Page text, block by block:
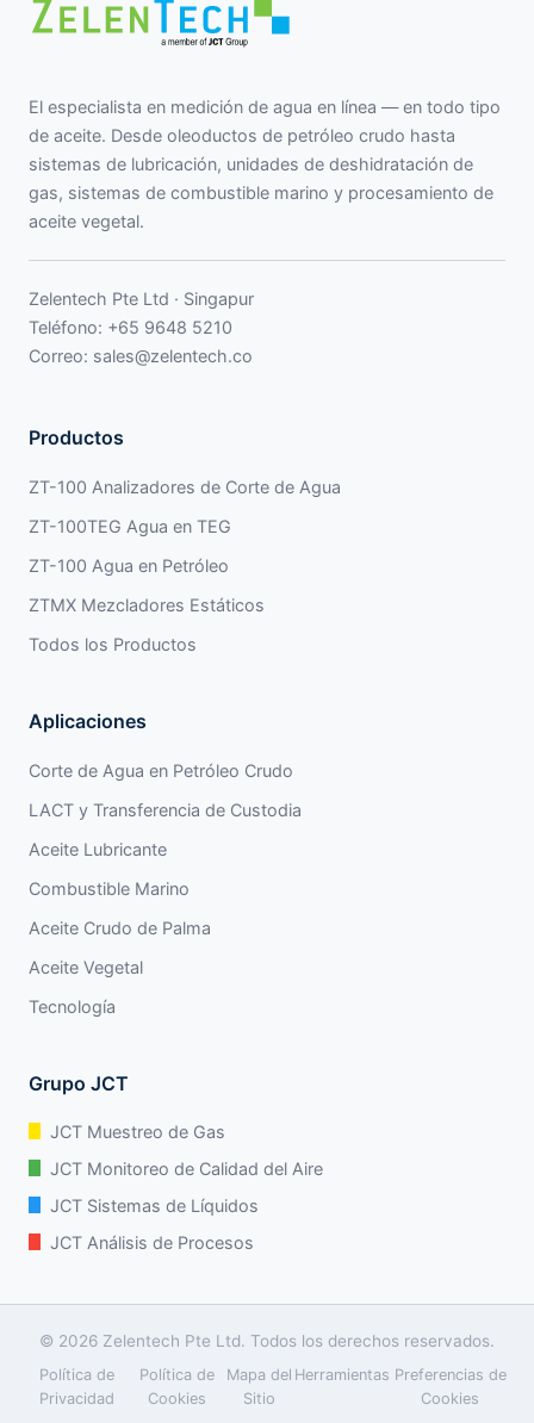
El especialista en medición de agua en línea — en todo tipo
de aceite. Desde oleoductos de petróleo crudo hasta
sistemas de lubricación, unidades de deshidratación de
gas, sistemas de combustible marino y procesamiento de
aceite vegetal.
Zelentech Pte Ltd · Singapur
Teléfono: +65 9648 5210
Correo: sales@zelentech.co
Productos
ZT-100 Analizadores de Corte de Agua
ZT-100TEG Agua en TEG
ZT-100 Agua en Petróleo
ZTMX Mezcladores Estáticos
Todos los Productos
Aplicaciones
Corte de Agua en Petróleo Crudo
LACT y Transferencia de Custodia
Aceite Lubricante
Combustible Marino
Aceite Crudo de Palma
Aceite Vegetal
Tecnología
Grupo JCT
JCT Muestreo de Gas
JCT Monitoreo de Calidad del Aire
JCT Sistemas de Líquidos
JCT Análisis de Procesos
© 2026 Zelentech Pte Ltd. Todos los derechos reservados.
Política de
Privacidad
Política de
Cookies
Mapa del
Sitio
Herramientas Preferencias de
Cookies